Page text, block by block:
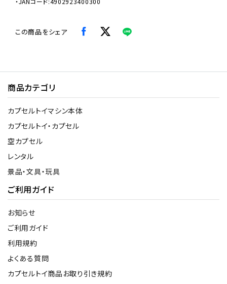
この商品をシェア
商品カテゴリ
カプセルトイマシン本体
カプセルトイ・カプセル
空カプセル
レンタル
景品・文具・玩具
ご利用ガイド
お知らせ
ご利用ガイド
利用規約
よくある質問
カプセルトイ商品お取り引き規約